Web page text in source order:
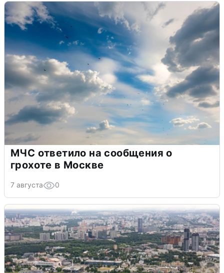
МЧС ответило на сообщения о
грохоте в Москве
7 августа 0